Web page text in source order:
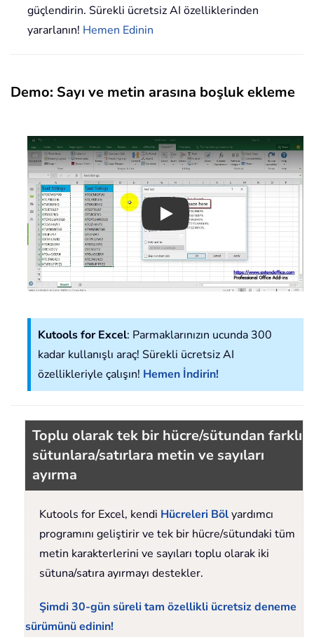
güçlendirin. Sürekli ücretsiz AI özelliklerinden
yararlanın! Hemen Edinin
Demo: Sayı ve metin arasına boşluk ekleme
Play
Kutools for Excel: Parmaklarınızın ucunda 300
kadar kullanışlı araç! Sürekli ücretsiz AI
özellikleriyle çalışın! Hemen İndirin!
Toplu olarak tek bir hücre/sütundan farklı
sütunlara/satırlara metin ve sayıları
ayırma
Kutools for Excel, kendi Hücreleri Bölyardımcı
programını geliştirir ve tek bir hücre/sütundaki tüm
metin karakterlerini ve sayıları toplu olarak iki
sütuna/satıra ayırmayı destekler.
Şimdi 30-gün süreli tam özellikli ücretsiz deneme
sürümünü edinin!